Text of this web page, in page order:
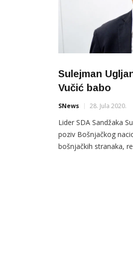
Sulejman
Vučić babo
SNews 28. Jula 2020.
Lider SDA Sandžaka
poziv Bošnjačkog
bošnjačkih stranaka,